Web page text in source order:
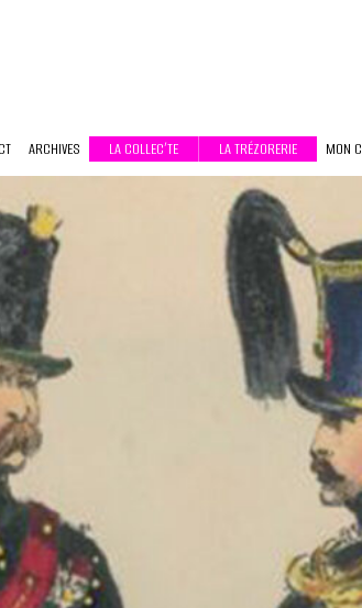
ARCHIVES LA COLLEC’TE LA TRÉZORERIE MON